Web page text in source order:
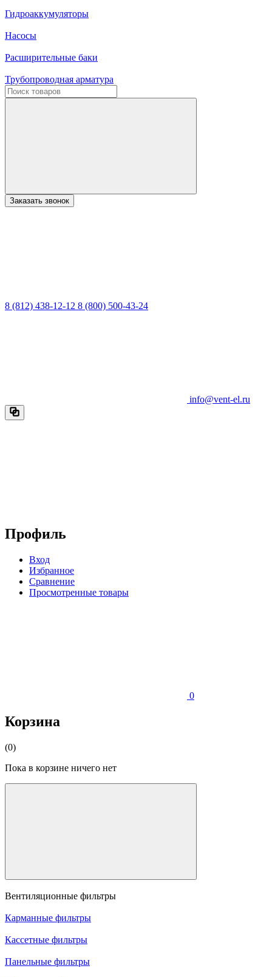
Гидроаккумуляторы
Насосы
Расширительные баки
Трубопроводная арматура
Заказать звонок
8 (812) 438-12-12 8 (800) 500-43-24
info@vent-el.ru
Профиль
Вход
Избранное
Сравнение
Просмотренные товары
0
Корзина
(0)
Пока в корзине ничего нет
Вентиляционные фильтры
Карманные фильтры
Кассетные фильтры
Панельные фильтры